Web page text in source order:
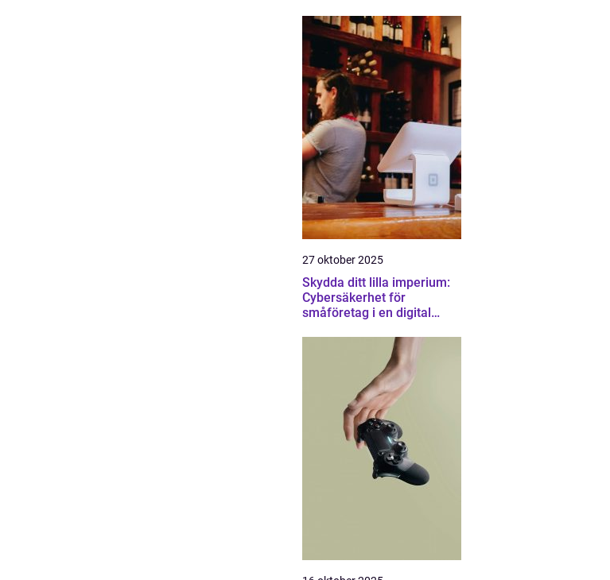
27 oktober 2025
Skydda ditt lilla imperium:
Cybersäkerhet för
småföretag i en digital